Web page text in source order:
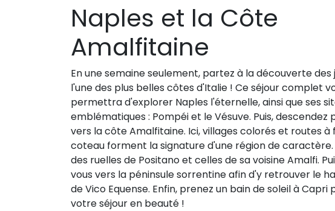
Naples et la Côte
Amalfitaine
En une semaine seulement, partez à la découverte des
l'une des plus belles côtes d'Italie ! Ce séjour complet
permettra d'explorer Naples l'éternelle, ainsi que ses
emblématiques : Pompéi et le Vésuve. Puis, descendez
vers la côte Amalfitaine. Ici, villages colorés et routes à
coteau forment la signature d'une région de caractère.
des ruelles de Positano et celles de sa voisine Amalfi.
vous vers la péninsule sorrentine afin d'y retrouver le
de Vico Equense. Enfin, prenez un bain de soleil à
votre séjour en beauté !